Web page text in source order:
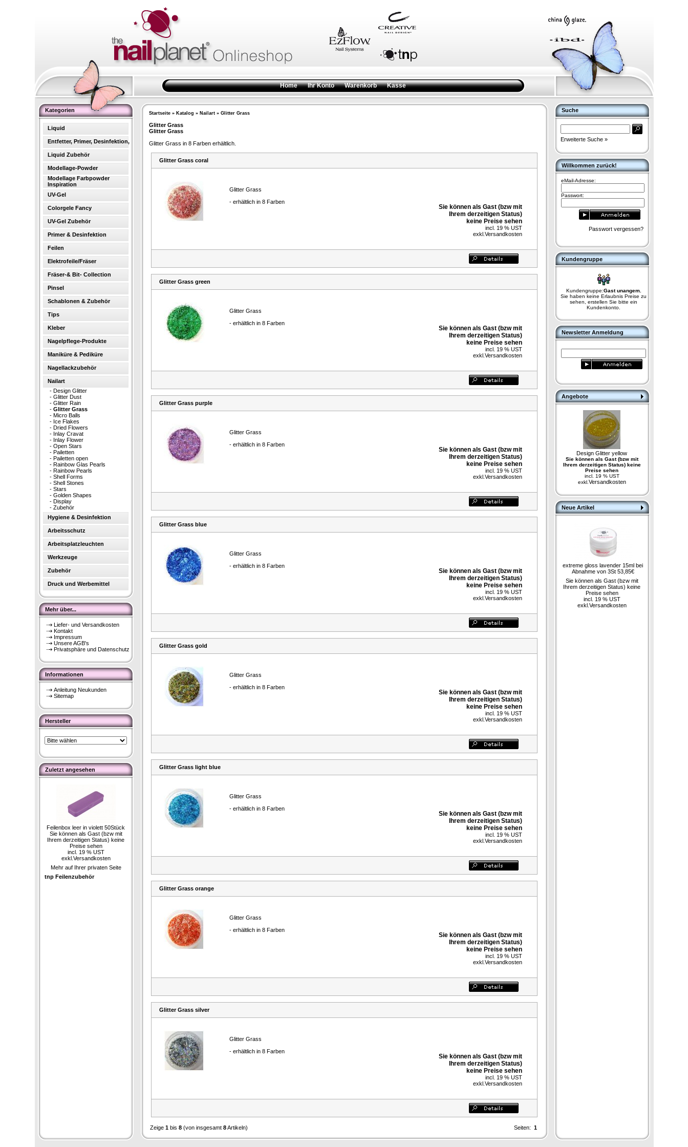
Home Ihr Konto Warenkorb Kasse
Kategorien
Liquid
Entfetter, Primer, Desinfektion,
Liquid Zubehör
Modellage-Powder
Modellage Farbpowder
Inspiration
UV-Gel
Colorgele Fancy
UV-Gel Zubehör
Primer & Desinfektion
Feilen
Elektrofeile/Fräser
Fräser-& Bit- Collection
Pinsel
Schablonen & Zubehör
Tips
Kleber
Nagelpflege-Produkte
Maniküre & Pediküre
Nagellackzubehör
Nailart
- Design Glitter
- Glitter Dust
- Glitter Rain
- Glitter Grass
- Micro Balls
- Ice Flakes
- Dried Flowers
- Inlay Cravat
- Inlay Flower
- Open Stars
- Pailetten
- Pailetten open
- Rainbow Glas Pearls
- Rainbow Pearls
- Shell Forms
- Shell Stones
- Stars
- Golden Shapes
- Display
- Zubehör
Hygiene & Desinfektion
Arbeitsschutz
Arbeitsplatzleuchten
Werkzeuge
Zubehör
Druck und Werbemittel
Mehr über...
Liefer- und Versandkosten
Kontakt
Impressum
Unsere AGB's
Privatsphäre und Datenschutz
Informationen
Anleitung Neukunden
Sitemap
Hersteller
Zuletzt angesehen
Feilenbox leer in violett 50Stück
Sie können als Gast (bzw mit
Ihrem derzeitigen Status) keine
Preise sehen
incl. 19 % UST
exkl. Versandkosten
Mehr auf Ihrer privaten Seite
tnp Feilenzubehör
Startseite» Katalog » Nailart» Glitter Grass
Glitter Grass
Glitter Grass
Glitter Grass in 8 Farben erhältlich.
Glitter Grass coral
Glitter Grass
- erhältlich in 8 Farben
Sie können als Gast (bzw mit
Ihrem derzeitigen Status)
keine Preise sehen
incl. 19 % UST
exkl. Versandkosten
Glitter Grass green
Glitter Grass
- erhältlich in 8 Farben
Sie können als Gast (bzw mit
Ihrem derzeitigen Status)
keine Preise sehen
incl. 19 % UST
exkl. Versandkosten
Glitter Grass purple
Glitter Grass
- erhältlich in 8 Farben
Sie können als Gast (bzw mit
Ihrem derzeitigen Status)
keine Preise sehen
incl. 19 % UST
exkl. Versandkosten
Glitter Grass blue
Glitter Grass
- erhältlich in 8 Farben
Sie können als Gast (bzw mit
Ihrem derzeitigen Status)
keine Preise sehen
incl. 19 % UST
exkl. Versandkosten
Glitter Grass gold
Glitter Grass
- erhältlich in 8 Farben
Sie können als Gast (bzw mit
Ihrem derzeitigen Status)
keine Preise sehen
incl. 19 % UST
exkl. Versandkosten
Glitter Grass light blue
Glitter Grass
- erhältlich in 8 Farben
Sie können als Gast (bzw mit
Ihrem derzeitigen Status)
keine Preise sehen
incl. 19 % UST
exkl. Versandkosten
Glitter Grass orange
Glitter Grass
- erhältlich in 8 Farben
Sie können als Gast (bzw mit
Ihrem derzeitigen Status)
keine Preise sehen
incl. 19 % UST
exkl. Versandkosten
Glitter Grass silver
Glitter Grass
- erhältlich in 8 Farben
Sie können als Gast (bzw mit
Ihrem derzeitigen Status)
keine Preise sehen
incl. 19 % UST
exkl. Versandkosten
Zeige 1bis 8(von insgesamt 8Artikeln) Seiten: 1
Suche
Erweiterte Suche »
Willkommen zurück!
eMail-Adresse:
Passwort:
Passwort vergessen?
Kundengruppe
Kundengruppe:Gast unangem.
Sie haben keine Erlaubnis Preise zu
sehen, erstellen Sie bitte ein
Kundenkonto.
Newsletter Anmeldung
Angebote
Design Glitter yellow
Sie können als Gast (bzw mit
Ihrem derzeitigen Status) keine
Preise sehen
incl. 19 % UST
exkl. Versandkosten
Neue Artikel
extreme gloss lavender 15ml bei
Abnahme von 3St 53,85€
Sie können als Gast (bzw mit
Ihrem derzeitigen Status) keine
Preise sehen
incl. 19 % UST
exkl. Versandkosten